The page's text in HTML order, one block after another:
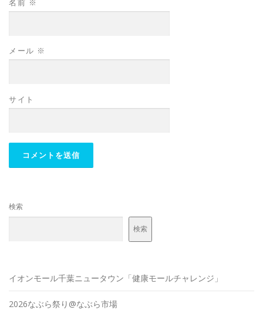
名前 ※
メール ※
サイト
検索
検索
イオンモール千葉ニュータウン「健康モールチャレンジ」
2026なぶら祭り@なぶら市場